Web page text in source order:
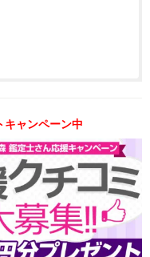
キャンペーン中